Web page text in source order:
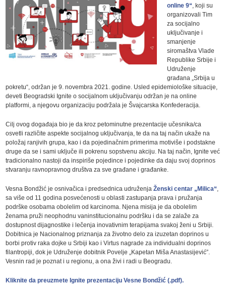
online 9“ , koji su
organizovali Tim
za socijalno
uključivanje i
smanjenje
siromaštva Vlade
Republike Srbije i
Udruženje
građana „Srbija u
pokretu“, održan je 9. novembra 2021. godine. Usled epidemiološke situacije,
deveti Beogradski Ignite o socijalnom uključivanju održan je na online
platformi, a njegovu organizaciju podržala je Švajcarska Konfederacija.
Cilj ovog događaja bio je da kroz petominutne prezentacije učesnika/ca
osvetli različite aspekte socijalnog uključivanja, te da na taj način ukaže na
položaj ranjivih grupa, kao i da pojedinačnim primerima motiviše i podstakne
druge da se i sami uključe ili pokrenu sopstvenu akciju. Na taj način, Ignite već
tradicionalno nastoji da inspiriše pojedince i pojedinke da daju svoj doprinos
stvaranju ravnopravnog društva za sve građane i građanke.
Vesna Bondžić je osnivačica i predsednica udruženjaŽenski centar „Milica“
sa više od 11 godina posvećenosti u oblasti zastupanja prava i pružanja
podrške osobama obolelim od karcinoma. Njena misija je da obolelim
ženama pruži neophodnu vaninstitucionalnu podršku i da se zalaže za
dostupnost dijagnostike i lečenja inovativnim terapijama svakoj ženi u Srbiji.
Dobitnica je Nacionalnog priznanja za životno delo za izuzetan doprinos u
borbi protiv raka dojke u Srbiji kao i Virtus nagrade za individualni doprinos
filantropiji, dok je Udruženje dobitnik Povelje „Kapetan Miša Anastasijević”.
Vesnin rad je poznat i u regionu, a ona živi i radi u Beogradu.
Kliknite da preuzmete Ignite prezentaciju Vesne Bondžić (.pdf).